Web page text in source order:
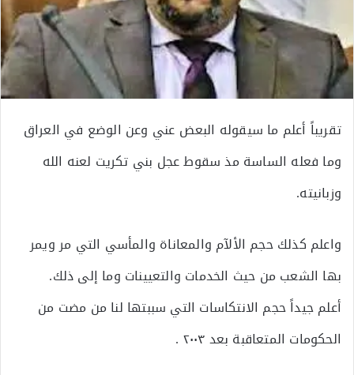
تقريباً أعلم ما سيقوله البعض عني وعن الوضع في العراق
وما فعله الساسة مذ سقوط عجل بني تكريت لعنه الله
وزبانيته.
واعلم كذلك حجم الألآم والمعاناة والمأسي التي مر ويمر
بها الشعب من حيث الخدمات والتعيينات وما إلى ذلك.
أعلم جيداً حجم الانتكاسات التي سببتها لنا من مضت من
الحكومات المتعاقبة بعد ٢٠٠٣ .